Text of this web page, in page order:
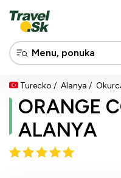
Turecko Alanya
ORANGE
ALANYA